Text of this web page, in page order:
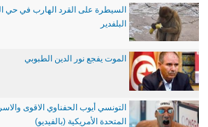
السيطرة على القرد الهارب في حي
البلفدير
الموت يفجع نور الدين الطبوبي
التونسي أيوب الحفناوي الاقوى
المتحدة الأمريكية (بالفيديو)